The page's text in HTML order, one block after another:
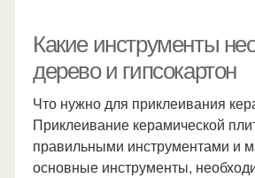
Какие инструменты
дерево и гипсокартон
Что нужно для приклеивания
Приклеивание керамической
правильными инструментами и
основные инструменты,